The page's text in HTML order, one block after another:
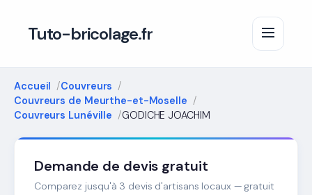
Tuto-bricolage.fr
Accueil
Couvreurs
Couvreurs de Meurthe-et-Moselle
Couvreurs Lunéville
GODICHE JOACHIM
Demande de devis gratuit
Comparez jusqu'à 3 devis d'artisans locaux — gratuit